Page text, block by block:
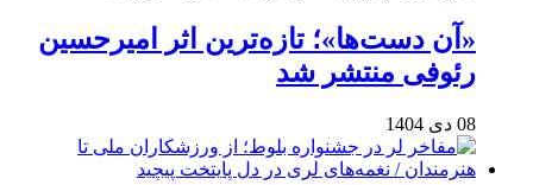
«آن دست‌ها»؛ تازه‌ترین اثر امیرحسین
رئوفی منتشر شد
08 دی 1404